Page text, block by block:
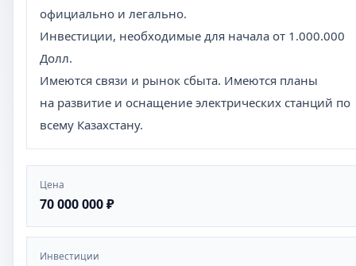
официально и легально.
Инвестиции, необходимые для начала от 1.000.000
Долл.
Имеются связи и рынок сбыта. Имеются планы
на развитие и оснащение электрических станций по
всему Казахстану.
Цена
70 000 000 ₽
Инвестиции